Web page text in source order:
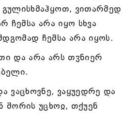
გულისხმაჰყოთ, ვითარმედ
ჩემსა არა იყო სხვა
ჩემსა არა იყოს.
და არა არს თჳნიერ
ვაცხოვნე, ვაყუედრე და
შორის უცხოჲ, თქუენ